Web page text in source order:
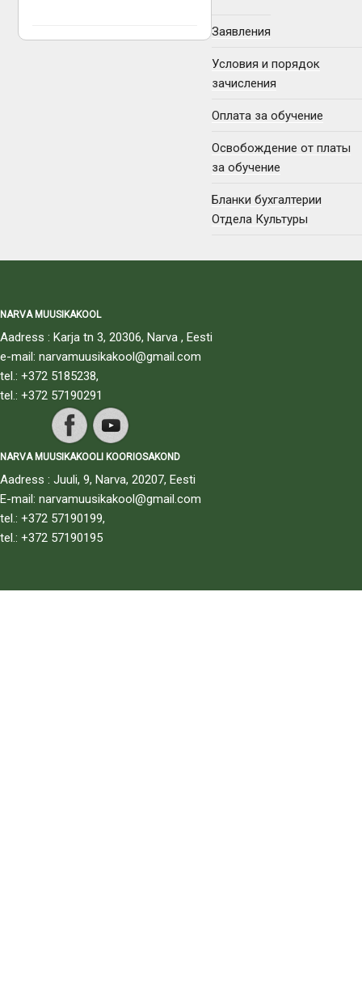
Заявления
Условия и порядок
зачисления
Оплата за обучение
Освобождение от платы
за обучение
Бланки бухгалтерии
Отдела Культуры
NARVA MUUSIKAKOOL
Aadress : Karja tn 3, 20306, Narva , Eesti
e-mail: narvamuusikakool@gmail.com
tel.: +372 5185238,
tel.: +372 57190291
NARVA MUUSIKAKOOLI KOORIOSAKOND
Aadress : Juuli, 9, Narva, 20207, Eesti
E-mail: narvamuusikakool@gmail.com
tel.: +372 57190199,
tel.: +372 57190195